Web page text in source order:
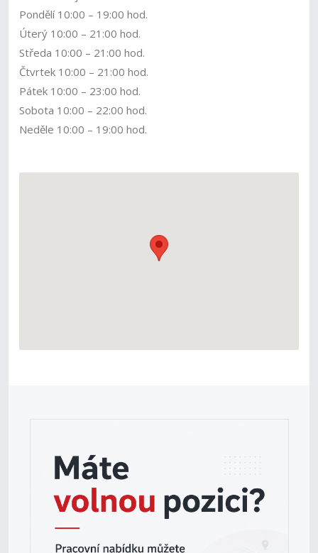
Pondělí 10:00 – 19:00 hod.
Úterý 10:00 – 21:00 hod.
Středa 10:00 – 21:00 hod.
Čtvrtek 10:00 – 21:00 hod.
Pátek 10:00 – 23:00 hod.
Sobota 10:00 – 22:00 hod.
Neděle 10:00 – 19:00 hod.